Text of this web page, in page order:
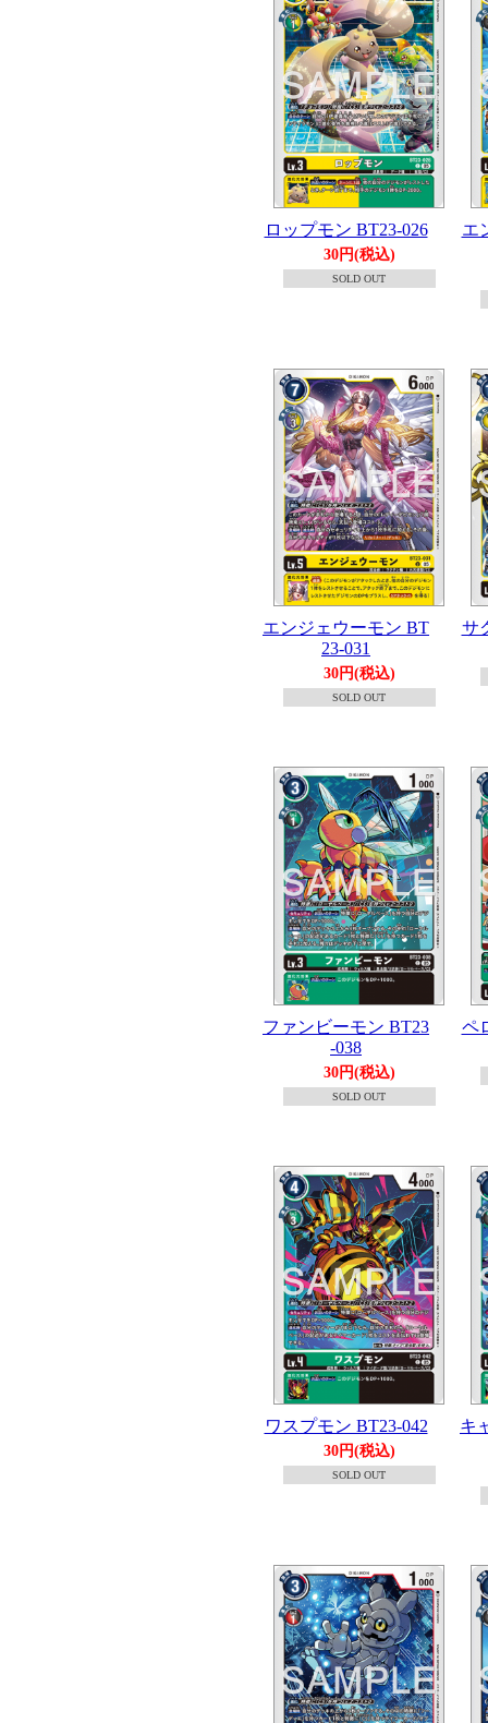
ロップモン BT23-026
30円(税込)
SOLD OUT
エ
エンジェウーモン BT
23-031
30円(税込)
SOLD OUT
サ
ファンビーモン BT23
-038
30円(税込)
SOLD OUT
ペ
ワスプモン BT23-042
30円(税込)
SOLD OUT
キ